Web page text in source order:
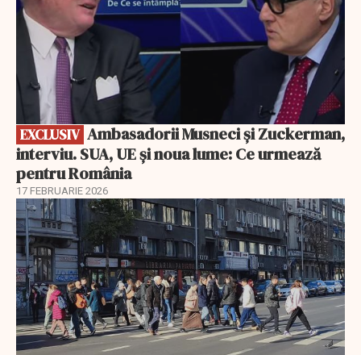
EXCLUSIV
interviu. SUA, UE și noua lume: Ce urmează
pentru România
17 FEBRUARIE 2026